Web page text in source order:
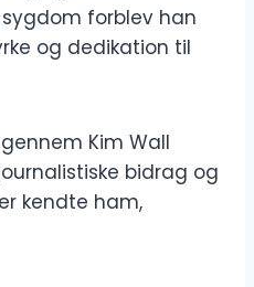
forblev han
og dedikation til
Kim Wall
bidrag og
kendte ham,